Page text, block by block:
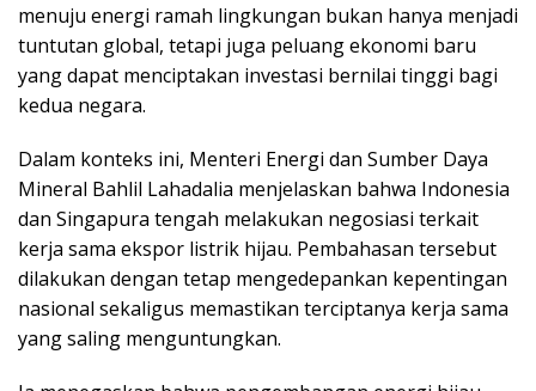
menuju energi ramah lingkungan bukan hanya menjadi
tuntutan global, tetapi juga peluang ekonomi baru
yang dapat menciptakan investasi bernilai tinggi bagi
kedua negara.
Dalam konteks ini, Menteri Energi dan Sumber Daya
Mineral Bahlil Lahadalia menjelaskan bahwa Indonesia
dan Singapura tengah melakukan negosiasi terkait
kerja sama ekspor listrik hijau. Pembahasan tersebut
dilakukan dengan tetap mengedepankan kepentingan
nasional sekaligus memastikan terciptanya kerja sama
yang saling menguntungkan.